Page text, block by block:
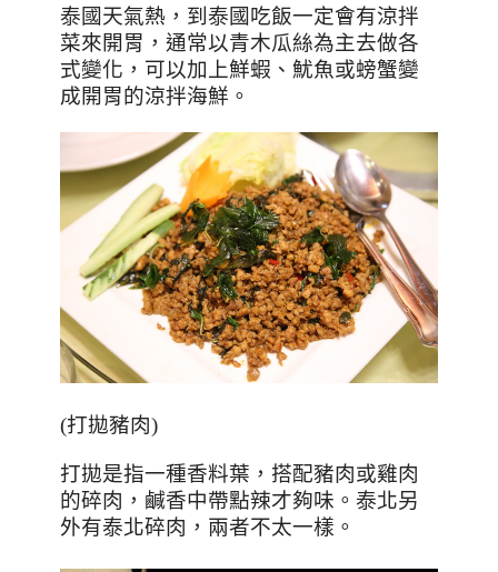
泰國天氣熱，到泰國吃飯一定會有涼拌
菜來開胃，通常以青木瓜絲為主去做各
式變化，可以加上鮮蝦、魷魚或螃蟹變
成開胃的涼拌海鮮。
(打拋豬肉)
打拋是指一種香料葉，搭配豬肉或雞肉
的碎肉，鹹香中帶點辣才夠味。泰北另
外有泰北碎肉，兩者不太一樣。